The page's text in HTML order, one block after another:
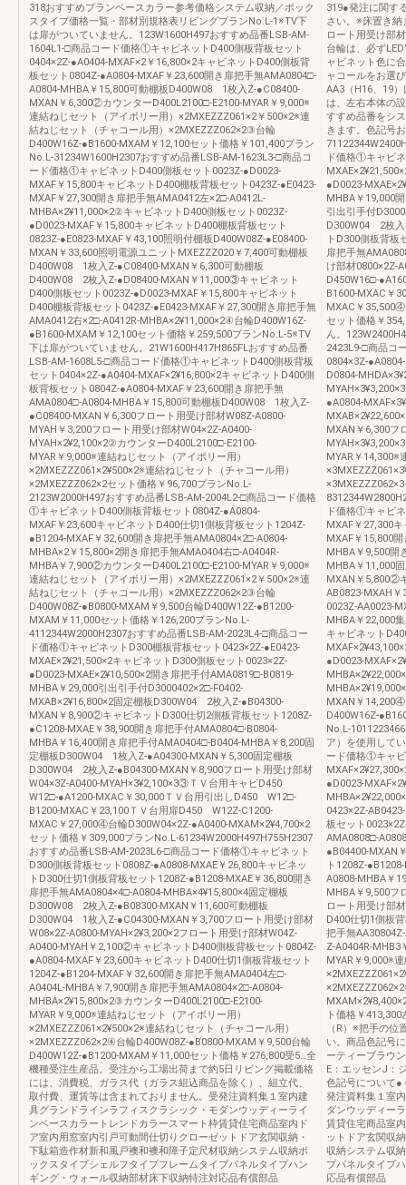
318おすすめプランベースカラー参考価格システム収納／ボック
スタイプ価格一覧・部材別規格表リビングプランNo.L-1※TV下
は扉がついていません。123W1600H497おすすめ品番LSB-AM-
1604L1-□商品コード価格①キャビネットD400側板背板セット
0404×2Z-●A0404-MXAF×2￥16,800×2キャビネットD400側板背
板セット0804Z-●A0804-MXAF￥23,600開き扉把手無AMA0804□-
A0804-MHBA￥15,800可動棚板D400W08 1枚入Z-●C08400-
MXAN￥6,300②カウンターD400L2100□-E2100-MYAR￥9,000※
連結ねじセット（アイボリー用）×2MXEZZZ061×2￥500×2※連
結ねじセット（チャコール用）×2MXEZZZ062×2③台輪
D400W16Z-●B1600-MXAM￥12,100セット価格￥101,400プラン
No.L-31234W1600H2307おすすめ品番LSB-AM-1623L3-□商品コ
ード価格①キャビネットD400側板セット0023Z-●D0023-
MXAF￥15,800キャビネットD400棚板背板セット0423Z-●E0423-
MXAF￥27,300開き扉把手無AMA0412左×2□-A0412L-
MHBA×2¥11,000×2②キャビネットD400側板セット0023Z-
●D0023-MXAF￥15,800キャビネットD400棚板背板セット
0823Z-●E0823-MXAF￥43,100照明付棚板D400W08Z-●E08400-
MXAN￥33,600照明電源ユニットMXEZZZ020￥7,400可動棚板
D400W08 1枚入Z-●C08400-MXAN￥6,300可動棚板
D400W08 2枚入Z-●D08400-MXAN￥11,000③キャビネット
D400側板セット0023Z-●D0023-MXAF￥15,800キャビネット
D400棚板背板セット0423Z-●E0423-MXAF￥27,300開き扉把手無
AMA0412右×2□-A0412R-MHBA×2¥11,000×2④台輪D400W16Z-
●B1600-MXAM￥12,100セット価格￥259,500プランNo.L-5※TV
下は扉がついていません。21W1600H417H865FLおすすめ品番
LSB-AM-1608L5-□商品コード価格①キャビネットD400側板背板
セット0404×2Z-●A0404-MXAF×2¥16,800×2キャビネットD400側
板背板セット0804Z-●A0804-MXAF￥23,600開き扉把手無
AMA0804□-A0804-MHBA￥15,800可動棚板D400W08 1枚入Z-
●C08400-MXAN￥6,300フロート用受け部材W08Z-A0800-
MYAH￥3,200フロート用受け部材W04×2Z-A0400-
MYAH×2¥2,100×2②カウンターD400L2100□-E2100-
MYAR￥9,000※連結ねじセット（アイボリー用）
×2MXEZZZ061×2¥500×2※連結ねじセット（チャコール用）
×2MXEZZZ062×2セット価格￥96,700プランNo.L-
2123W2000H497おすすめ品番LSB-AM-2004L2-□商品コード価格
①キャビネットD400側板背板セット0804Z-●A0804-
MXAF￥23,600キャビネットD400仕切1側板背板セット1204Z-
●B1204-MXAF￥32,600開き扉把手無AMA0804×2□-A0804-
MHBA×2￥15,800×2開き扉把手無AMA0404右□-A0404R-
MHBA￥7,900②カウンターD400L2100□-E2100-MYAR￥9,000※
連結ねじセット（アイボリー用）×2MXEZZZ061×2￥500×2※連
結ねじセット（チャコール用）×2MXEZZZ062×2③台輪
D400W08Z-●B0800-MXAM￥9,500台輪D400W12Z-●B1200-
MXAM￥11,000セット価格￥126,200プランNo.L-
4112344W2000H2307おすすめ品番LSB-AM-2023L4-□商品コー
ド価格①キャビネットD300棚板背板セット0423×2Z-●E0423-
MXAE×2¥21,500×2キャビネットD300側板セット0023×2Z-
●D0023-MXAE×2¥10,500×2開き扉把手付AMA0819□-B0819-
MHBA￥29,000引出引手付D3000402×2□-F0402-
MXAB×2¥16,800×2固定棚板D300W04 2枚入Z-●B04300-
MXAN￥8,900②キャビネットD300仕切2側板背板セット1208Z-
●C1208-MXAE￥38,900開き扉把手付AMA0804□-B0804-
MHBA￥16,400開き扉把手付AMA0404□-B0404-MHBA￥8,200固
定棚板D300W04 1枚入Z-●A04300-MXAN￥5,300固定棚板
D300W04 2枚入Z-●B04300-MXAN￥8,900フロート用受け部材
W04×3Z-A0400-MYAH×3¥2,100×3③ＴＶ台用キャビD450
W12□-●A1200-MXAC￥30,000ＴＶ台用引出しD450 W12□-
B1200-MXAC￥23,100ＴＶ台用扉D450 W12Z-C1200-
MXAC￥27,000④台輪D300W04×2Z-●A0400-MXAM×2¥4,700×2
セット価格￥309,000プランNo.L-61234W2000H497H755H2307
おすすめ品番LSB-AM-2023L6-□商品コード価格①キャビネット
D300側板背板セット0808Z-●A0808-MXAE￥26,800キャビネッ
トD300仕切1側板背板セット1208Z-●B1208-MXAE￥36,800開き
扉把手無AMA0804×4□-A0804-MHBA×4¥15,800×4固定棚板
D300W08 2枚入Z-●B08300-MXAN￥11,600可動棚板
D300W04 1枚入Z-●C04300-MXAN￥3,700フロート用受け部材
W08×2Z-A0800-MYAH×2¥3,200×2フロート用受け部材W04Z-
A0400-MYAH￥2,100②キャビネットD400側板背板セット0804Z-
●A0804-MXAF￥23,600キャビネットD400仕切1側板背板セット
1204Z-●B1204-MXAF￥32,600開き扉把手無AMA0404左□-
A0404L-MHBA￥7,900開き扉把手無AMA0804×2□-A0804-
MHBA×2¥15,800×2③カウンターD400L2100□-E2100-
MYAR￥9,000※連結ねじセット（アイボリー用）
×2MXEZZZ061×2¥500×2※連結ねじセット（チャコール用）
×2MXEZZZ062×2④台輪D400W08Z-●B0800-MXAM￥9,500台輪
D400W12Z-●B1200-MXAM￥11,000セット価格￥276,800受5…全
機種受注生産品。受注から工場出荷まで約5日リビング掲載価格
には、消費税、ガラス代（ガラス組込商品を除く）、組立代、
取付費、運賃等は含まれておりません。受発注資料集１室内建
具グランドラインラフィスクラシック・モダンウッディーライ
ンベースカラートレンドカラースマート枠賃貸住宅商品室内ド
ア室内用窓室内引戸可動間仕切りクローゼットドア玄関収納・
下駄箱造作材新和風戸襖和襖和障子定尺材収納システム収納ボ
ックスタイプシェルフタイプフレームタイプパネルタイプハン
ギング・ウォール収納部材床下収納特注対応品有償部品
319●発注に関す
さい。※床置き納
ロート用受け部
台輪は、必ず
ャビネット色に
ャコールをお選
AA3（H16、19
は、左右本体の
すすめ品番をシ
きます。色記号
ド価格①キャビ
●D0023-
MHBA￥19,000
引出引手付
D300W04 2枚入
トD300側板背板
扉把手無
け部材0800×2Z-
D450W16□-
B1600-MXAC￥
MXAC￥35,500④
セット価格￥
ん。
2423L9-□商品コ
0804×3Z-
D0804-
●A0804-
MXAN￥6,300フ
MYAR￥14,300※
ド価格①キャビ
MXAF￥27,300
MXAF￥15,800
MHBA￥9,500開
MHBA￥11,000
MXAN￥5,800②
AB0823-MXAH
0023Z-AA0023-
MHBA￥22,000
キャビネット
●D0023-
MXAN￥14,200④
D400W16Z-
No.L-
ア）を使用して
ード価格①キャ
●D0023-
0423×2Z-
板セット
AMA0808□-
●B04400-MXAN
ト1208Z-
A0808-MHBA￥
MHBA￥9,500フ
ロート用受け部
D400仕切1側板
把手無
Z-A0404R-
MYAR￥9,000※
ト価格￥
（R）※把手の
い。商品色記号
ーティーブラ
E：エッセンJ
色記号について
発注資料集１室
ダンウッディー
賃貸住宅商品室
ットドア玄関収
収納システム収
プパネルタイプ
応品有償部品